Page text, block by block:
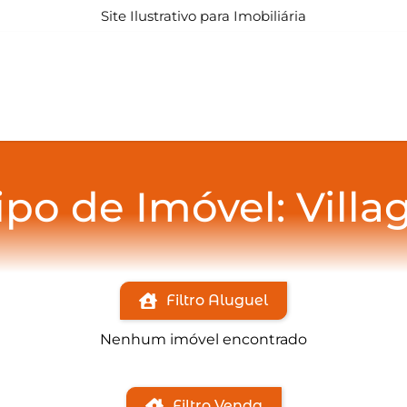
Site Ilustrativo para Imobiliária
de Imóvel:
Filtro Aluguel
Nenhum imóvel encontrado